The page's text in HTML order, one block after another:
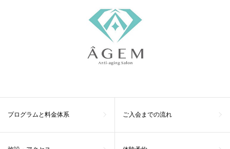
プログラムと料金体系 ご入会までの流れ